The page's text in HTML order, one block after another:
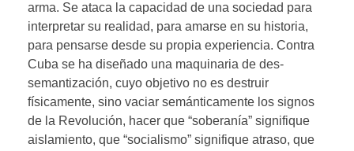
arma. Se ataca la capacidad de una sociedad para
interpretar su realidad, para amarse en su historia,
para pensarse desde su propia experiencia. Contra
Cuba se ha diseñado una maquinaria de des-
semantización, cuyo objetivo no es destruir
físicamente, sino vaciar semánticamente los signos
de la Revolución, hacer que “soberanía” signifique
aislamiento, que “socialismo” signifique atraso, que